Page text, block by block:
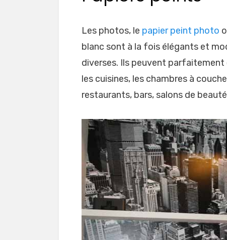
Les photos, le papier peint photo
blanc sont à la fois élégants et
diverses. Ils peuvent parfaitement
les cuisines, les chambres à
restaurants, bars, salons de